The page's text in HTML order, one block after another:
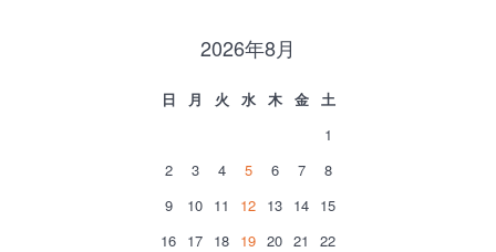
2026年8月
日 月 火 水 木 金
土
1
2
3 4 5 6 7
8
9
10 11 12 13 14 15
16 17 18 19 20 21
22